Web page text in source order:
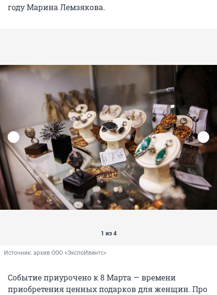
году Марина Лемзякова.
1 из 4
Источник: архив ООО «ЭкспоИвентс»
Событие приурочено к 8 Марта — времени
приобретения ценных подарков для женщин. Про